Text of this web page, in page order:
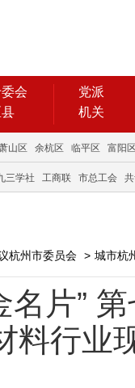
会
县
党派
机关
山区 余杭区 临平区 富阳
三学社 工商联 市总工会
杭州市委员会 > 城市杭
名片”
料行业